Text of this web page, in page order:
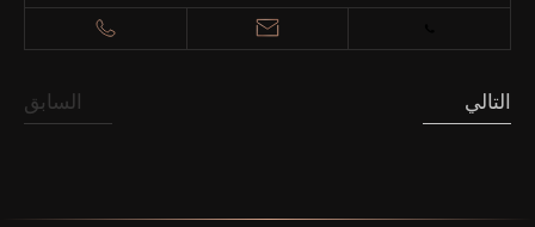
السابق التالي